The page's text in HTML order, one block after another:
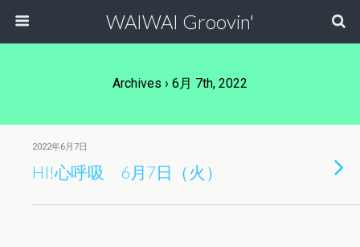
WAIWAI Groovin'
Archives › 6月 7th, 2022
2022年6月7日
HI!心呼吸 6月7日（火）